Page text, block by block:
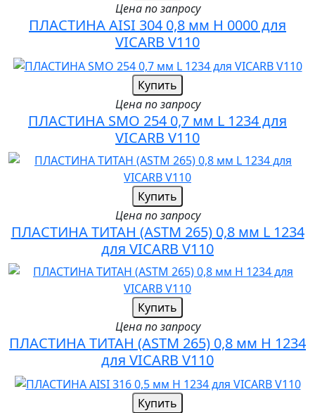
Цена по запросу
ПЛАСТИНА AISI 304 0,8 мм H 0000 для
VICARB V110
Купить
Цена по запросу
ПЛАСТИНА SMO 254 0,7 мм L 1234 для
VICARB V110
Купить
Цена по запросу
ПЛАСТИНА ТИТАН (ASTM 265) 0,8 мм L 1234
для VICARB V110
Купить
Цена по запросу
ПЛАСТИНА ТИТАН (ASTM 265) 0,8 мм H 1234
для VICARB V110
Купить